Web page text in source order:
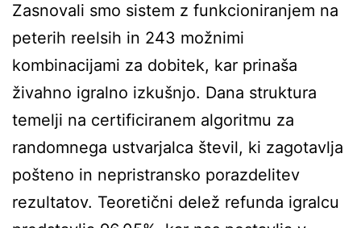
Zasnovali smo sistem z funkcioniranjem na
peterih reelsih in 243 možnimi
kombinacijami za dobitek, kar prinaša
živahno igralno izkušnjo. Dana struktura
temelji na certificiranem algoritmu za
randomnega ustvarjalca števil, ki zagotavlja
pošteno in nepristransko porazdelitev
rezultatov. Teoretični delež refunda igralcu